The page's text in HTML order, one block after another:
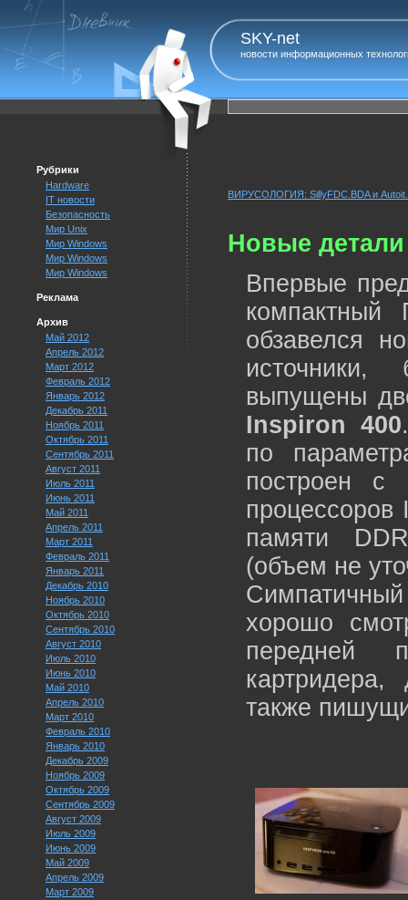
SKY-net
новости информационных
Рубрики
Hardware
IT новости
Безопасность
Мир Unix
Мир Windows
Мир Windows
Мир Windows
Реклама
Архив
Май 2012
Апрель 2012
Март 2012
Февраль 2012
Январь 2012
Декабрь 2011
Ноябрь 2011
Октябрь 2011
Сентябрь 2011
Август 2011
Июль 2011
Июнь 2011
Май 2011
Апрель 2011
Март 2011
Февраль 2011
Январь 2011
Декабрь 2010
Ноябрь 2010
Октябрь 2010
Сентябрь 2010
Август 2010
Июль 2010
Июнь 2010
Май 2010
Апрель 2010
Март 2010
Февраль 2010
Январь 2010
Декабрь 2009
Ноябрь 2009
Октябрь 2009
Сентябрь 2009
Август 2009
Июль 2009
Июнь 2009
Май 2009
Апрель 2009
Март 2009
ВИРУСОЛОГИЯ: SillyFDC.BDA и
Новые
Впервые
обзавелся
источники,
выпущены
Inspiron 400
по
построен с
памяти
(объем не
хорошо
передней
также